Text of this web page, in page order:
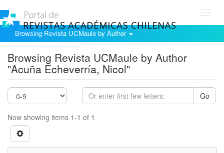
Browsing Revista UCMaule by Author
Browsing Revista UCMaule by Author
"Acuña Echeverría, Nicol"
Go
Now showing items 1-1 of 1